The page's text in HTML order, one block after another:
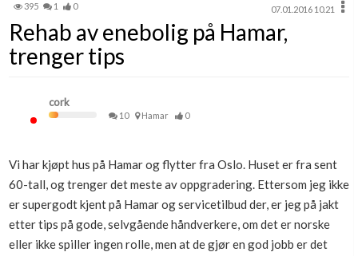
Papirer som mangler
Skaff dokumentasjon som mangler
Kundeservice
Boligmappa+
Få mer ut av Boligmappa
Nytt
395 1 0 07.01.2016 10.21
Rehab av enebolig på Hamar,
trenger tips
cork
10 Hamar 0
Vi har kjøpt hus på Hamar og flytter fra Oslo. Huset er fra sent
60-tall, og trenger det meste av oppgradering. Ettersom jeg ikke
er supergodt kjent på Hamar og servicetilbud der, er jeg på jakt
etter tips på gode, selvgående håndverkere, om det er norske
eller ikke spiller ingen rolle, men at de gjør en god jobb er det